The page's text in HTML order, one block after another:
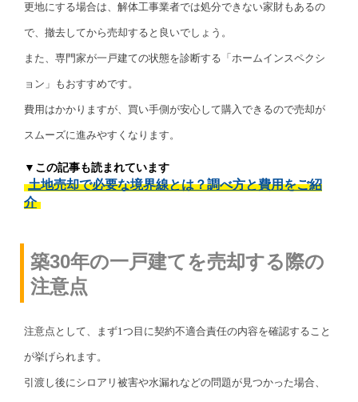
更地にする場合は、解体工事業者では処分できない家財もあるの
で、撤去してから売却すると良いでしょう。
また、専門家が一戸建ての状態を診断する「ホームインスペクシ
ョン」もおすすめです。
費用はかかりますが、買い手側が安心して購入できるので売却が
スムーズに進みやすくなります。
▼この記事も読まれています
土地売却で必要な境界線とは？調べ方と費用をご紹
介
築30年の一戸建てを売却する際の
注意点
注意点として、まず1つ目に契約不適合責任の内容を確認すること
が挙げられます。
引渡し後にシロアリ被害や水漏れなどの問題が見つかった場合、